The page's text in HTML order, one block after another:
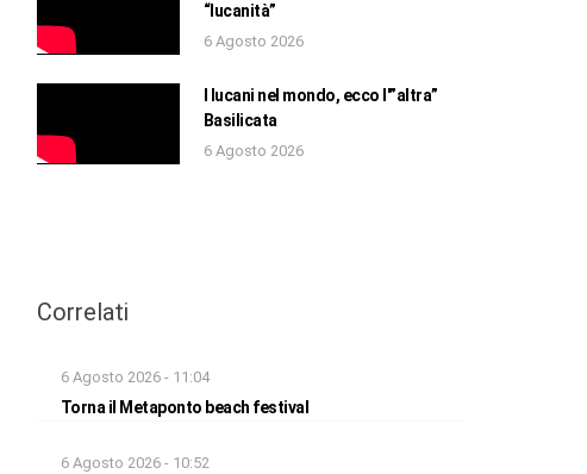
“lucanità”
6 Agosto 2026
I lucani nel mondo, ecco l'”altra”
Basilicata
6 Agosto 2026
Correlati
6 Agosto 2026 - 11:04
Torna il Metaponto beach festival
6 Agosto 2026 - 10:52